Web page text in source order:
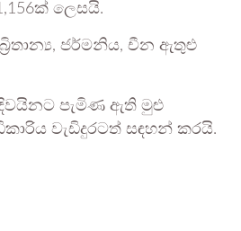
ලෙසයි.
ජර්මනිය, චීන ඇතුළු
දිවයිනට පැමිණ ඇති මුළු
වැඩිදුරටත් සඳහන් කරයි.